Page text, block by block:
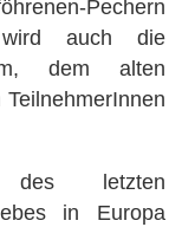
Pechern
wird auch die
dem alten
letzten
in Europa